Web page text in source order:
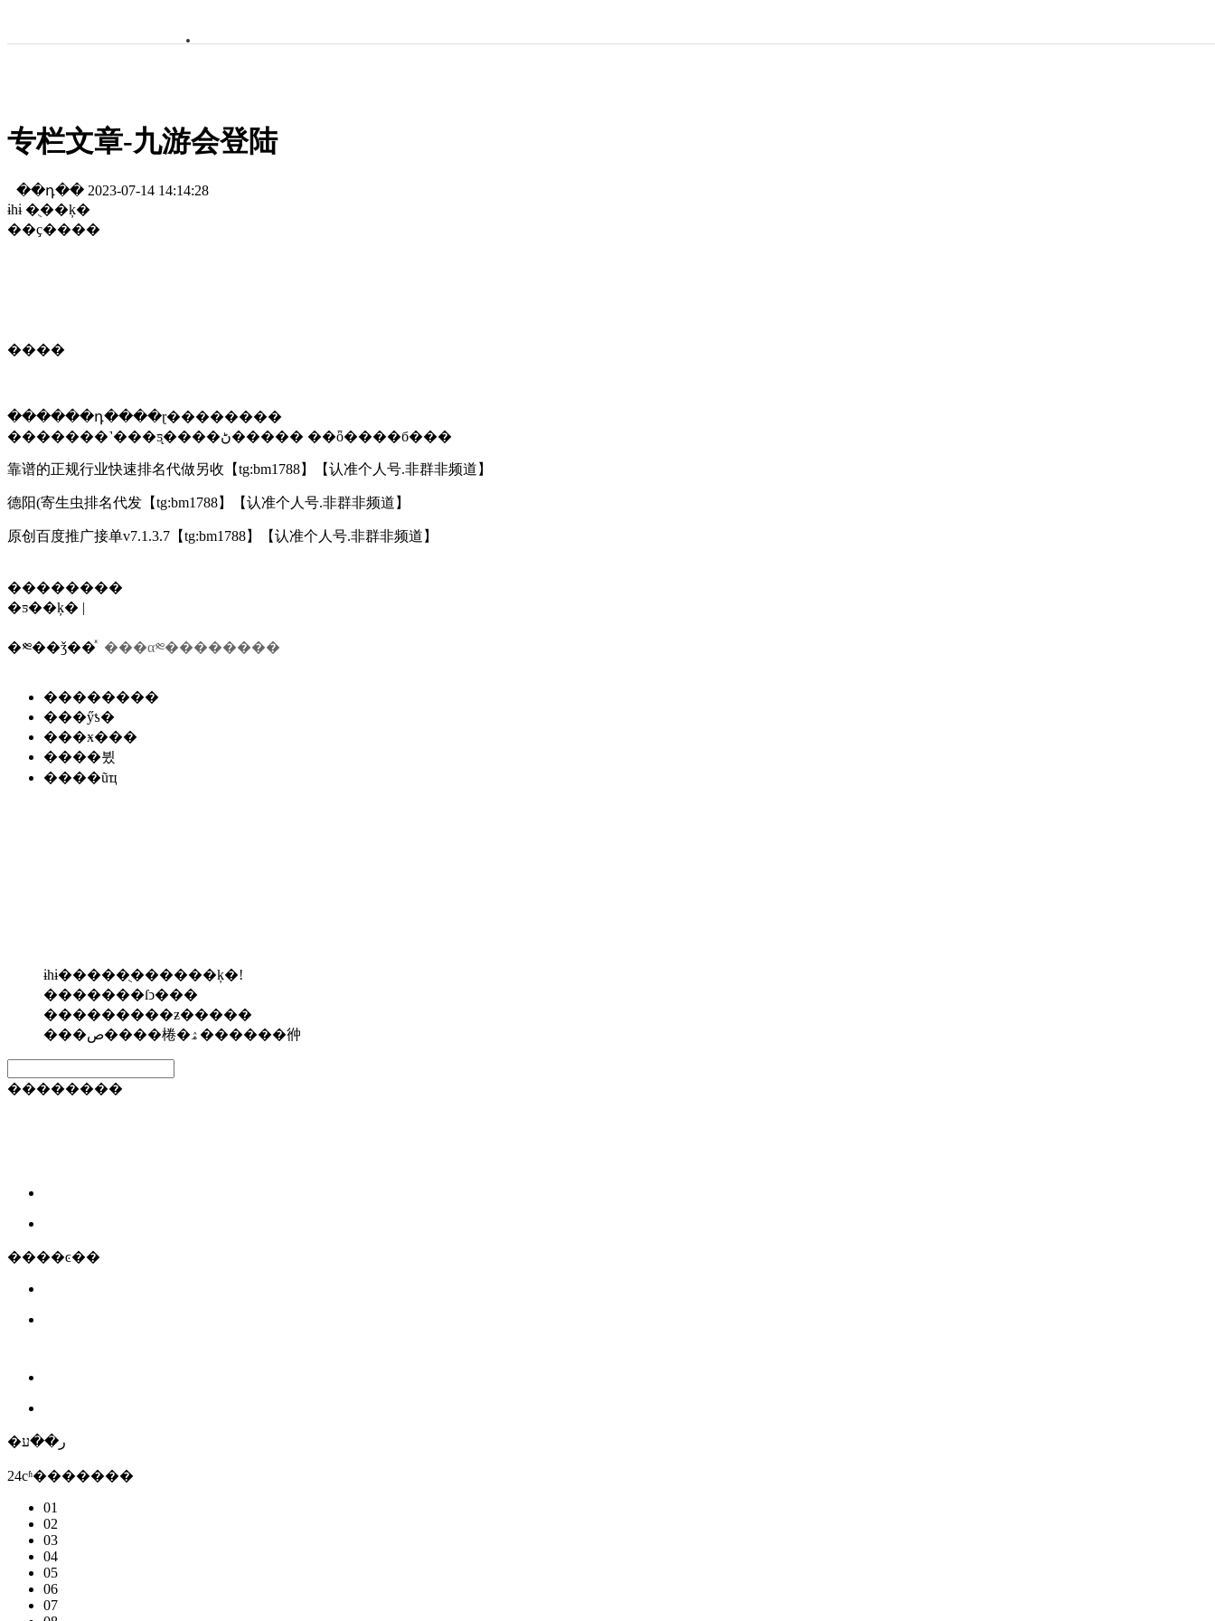
专栏文章-九游会登陆
��դ�� 2023-07-14 14:14:28
ɨһɨ �ֻ��ķ�
��ҫ����
����
������դ����ɽ��������
�������˺���ƽ̨����ڻ����� ��ȫ����б���
靠谱的正规行业快速排名代做另收【tg:bm1788】【认准个人号.非群非频道】
德阳(寄生虫排名代发【tg:bm1788】【认准个人号.非群非频道】
原创百度推广接单v7.1.3.7【tg:bm1788】【认准个人号.非群非频道】
��������
�ƽ��ķ� |
�༭��ǯ��ͯ ���α༭��������
��������
���ӳƾ�
���ӿ���
����뷨
����ũҵ
ɨһɨ�����ֻ������ķ�!
�������ſͻ���
���������ƶ�����
���ص����棬�ۿ������㣡
��������
����ͼ��
�ر��ע
24сʱ�������
01
02
03
04
05
06
07